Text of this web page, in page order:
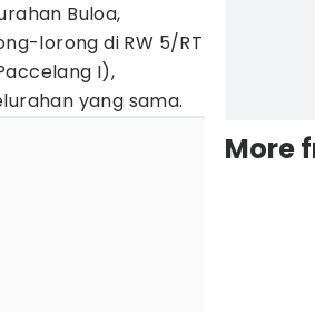
Buloa,
lorong di RW 5/RT
I),
yang sama.
More